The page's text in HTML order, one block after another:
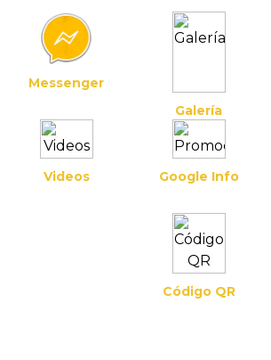
Messenger
Galería
Videos Google Info
Código QR